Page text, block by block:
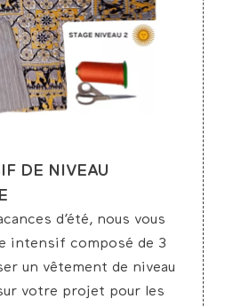
DE NIVEAU
d’été, nous vous
intensif composé de 3
un vêtement de niveau
votre projet pour les